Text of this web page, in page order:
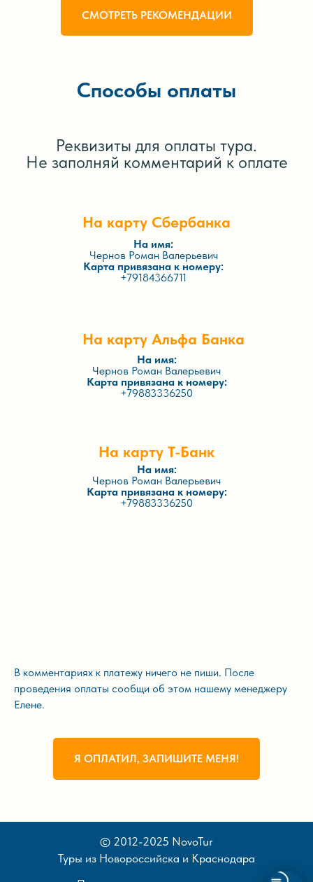
СМОТРЕТЬ РЕКОМЕНДАЦИИ
Способы оплаты
Реквизиты для оплаты тура.
Не заполняй комментарий к оплате
На карту Сбербанка
На карту Альфа Банка
На карту Т-Банк
На имя:
Чернов Роман Валерьевич
Карта привязана к номеру:
+79184366711
На имя:
Чернов Роман Валерьевич
Карта привязана к номеру:
+79883336250
На имя:
Чернов Роман Валерьевич
Карта привязана к номеру:
+79883336250
В комментариях к платежу ничего не пиши. После
проведения оплаты сообщи об этом нашему менеджеру
Елене.
Я ОПЛАТИЛ, ЗАПИШИТЕ МЕНЯ!
© 2012-2025 NovoTur
Туры из Новороссийска и Краснодара